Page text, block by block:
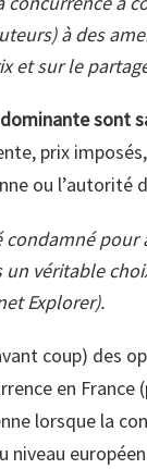
à des
et sur le
sont
prix
ou l’autorité
condamné
un véritable
Explorer).
coup) des
en
lorsque la
niveau